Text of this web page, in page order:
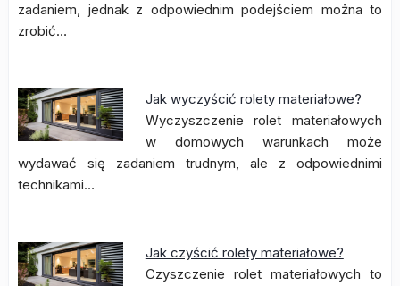
zadaniem, jednak z odpowiednim podejściem można to
zrobić…
Jak wyczyścić rolety materiałowe?
Wyczyszczenie rolet materiałowych
w domowych warunkach może
wydawać się zadaniem trudnym, ale z odpowiednimi
technikami…
Jak czyścić rolety materiałowe?
Czyszczenie rolet materiałowych to